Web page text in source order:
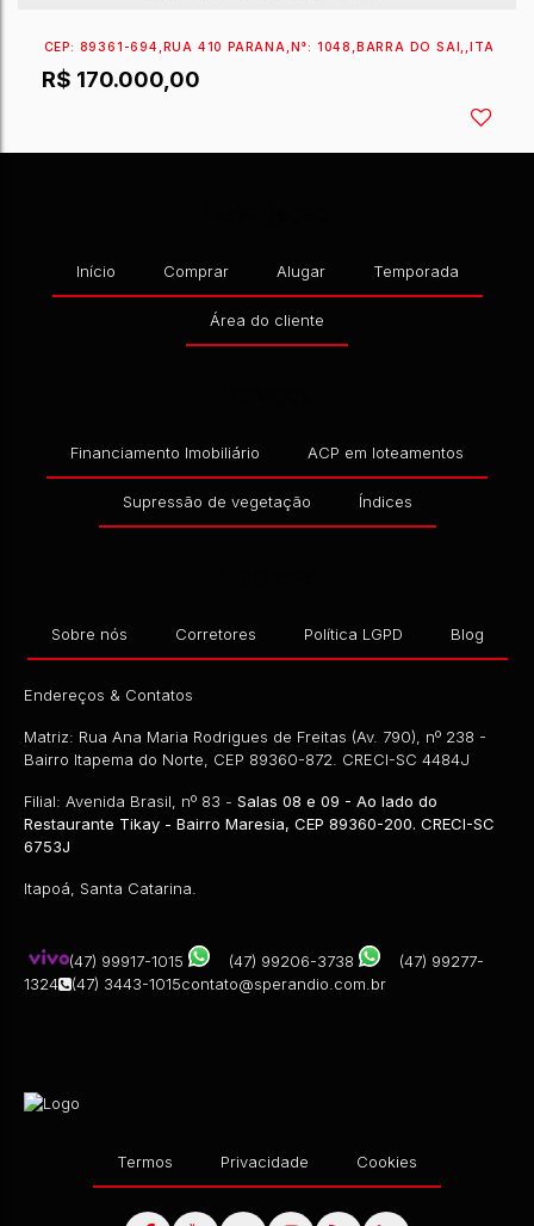
179.900,00
CEP: 89361-608,RUA 343 SERGIPE,N°:1747,BARRA
EXCLUSIVIDADE SPERANDIO
R$
CEP: 89361-694,RUA 410 PARANÁ,N°:1048,BARRA
Início Comprar Alugar Temporada
Área do cliente
Financiamento Imobiliário ACP em loteamentos
Supressão de vegetação Índices
Sobre nós Corretores Política LGPD Blog
Endereços & Contatos
Matriz: Rua Ana Maria Rodrigues de Freitas (Av. 790), nº 238 -
Bairro Itapema do Norte, CEP 89360-872. CRECI-SC 4484J
Filial: Avenida Brasil, nº 83 - Salas 08 e 09 - Ao lado do
Restaurante Tikay - Bairro Maresia, CEP 89360-200. CRECI-SC
6753J
Itapoá, Santa Catarina.
(47) 99917-1015 (47) 99206-3738
(47) 99277-
1324
(47) 3443-1015contato@sperandio.com.br
Termos Privacidade Cookies